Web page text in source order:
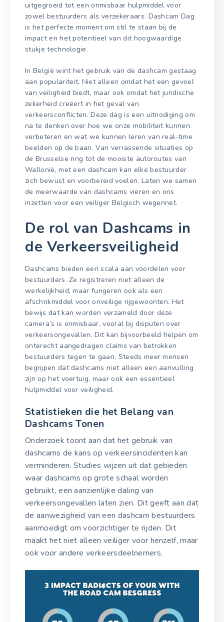
uitgegroeid tot een onmisbaar hulpmiddel voor
zowel bestuurders als verzekeraars. Dashcam Dag
is het perfecte moment om stil te staan bij de
impact en het potentieel van dit hoogwaardige
stukje technologie.
In België wint het gebruik van de dashcam gestaag
aan populariteit. Niet alleen omdat het een gevoel
van veiligheid biedt, maar ook omdat het juridische
zekerheid creëert in het geval van
verkeersconflicten. Deze dag is een uitnodiging om
na te denken over hoe we onze mobiliteit kunnen
verbeteren en wat we kunnen leren van real-time
beelden op de baan. Van verrassende situaties op
de Brusselse ring tot de mooiste autoroutes van
Wallonië, met een dashcam kan elke bestuurder
zich bewust en voorbereid voelen. Laten we samen
de meerwaarde van dashcams vieren en ons
inzetten voor een veiliger Belgisch wegennet.
De rol van Dashcams in
de Verkeersveiligheid
Dashcams bieden een scala aan voordelen voor
bestuurders. Ze registreren niet alleen de
werkelijkheid, maar fungeren ook als een
afschrikmiddel voor onveilige rijgewoonten. Het
bewijs dat kan worden verzameld door deze
camera’s is onmisbaar, vooral bij disputen over
verkeersongevallen. Dit kan bijvoorbeeld helpen om
onterecht aangedragen claims van betrokken
bestuurders tegen te gaan. Steeds meer mensen
begrijpen dat dashcams niet alleen een aanvulling
zijn op het voertuig, maar ook een essentieel
hulpmiddel voor veiligheid.
Statistieken die het Belang van
Dashcams Tonen
Onderzoek toont aan dat het gebruik van
dashcams de kans op verkeersincidenten kan
verminderen. Studies wijzen uit dat gebieden
waar dashcams op grote schaal worden
gebruikt, een aanzienlijke daling van
verkeersongevallen laten zien. Dit geeft aan dat
de aanwezigheid van een dashcam bestuurders
aanmoedigt om voorzichtiger te rijden. Dit
maakt het niet alleen veiliger voor henzelf, maar
ook voor andere verkeersdeelnemers.